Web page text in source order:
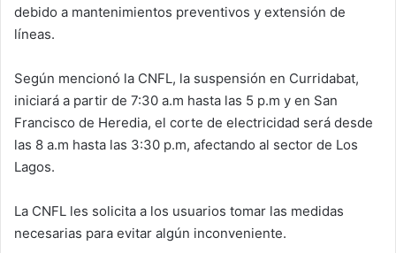
debido a mantenimientos preventivos y extensión de
líneas.
Según mencionó la CNFL, la suspensión en Curridabat,
iniciará a partir de 7:30 a.m hasta las 5 p.m y en San
Francisco de Heredia, el corte de electricidad será desde
las 8 a.m hasta las 3:30 p.m, afectando al sector de Los
Lagos.
La CNFL les solicita a los usuarios tomar las medidas
necesarias para evitar algún inconveniente.